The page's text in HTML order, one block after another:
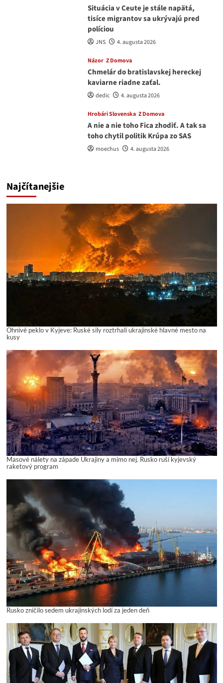
Situácia v Ceute je stále napätá,
tisíce migrantov sa ukrývajú pred
políciou
JNS 4. augusta 2026
Názor Z Domova
Chmelár do bratislavskej hereckej
kaviarne riadne zaťal.
dedic 4. augusta 2026
Hrobári Slovenska Z Domova
A nie a nie toho Fica zhodiť. A tak sa
toho chytil politik Krúpa zo SAS
moechus 4. augusta 2026
Najčítanejšie
Ohnivé peklo v Kyjeve: Ruské sily roztrhali ukrajinské hlavné mesto na
kusy
Masové nálety na západe Ukrajiny a mimo nej. Rusko ruší kyjevský
raketový program
Rusko zničilo sedem ukrajinských lodí za jeden deň